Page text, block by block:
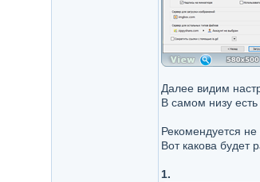
Далее видим
В самом низу
Рекомендуется не
Вот какова будет
1.